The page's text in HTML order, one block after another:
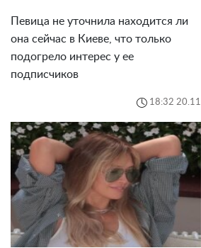
Певица не уточнила находится ли
она сейчас в Киеве, что только
подогрело интерес у ее
подписчиков
18:32 20.11